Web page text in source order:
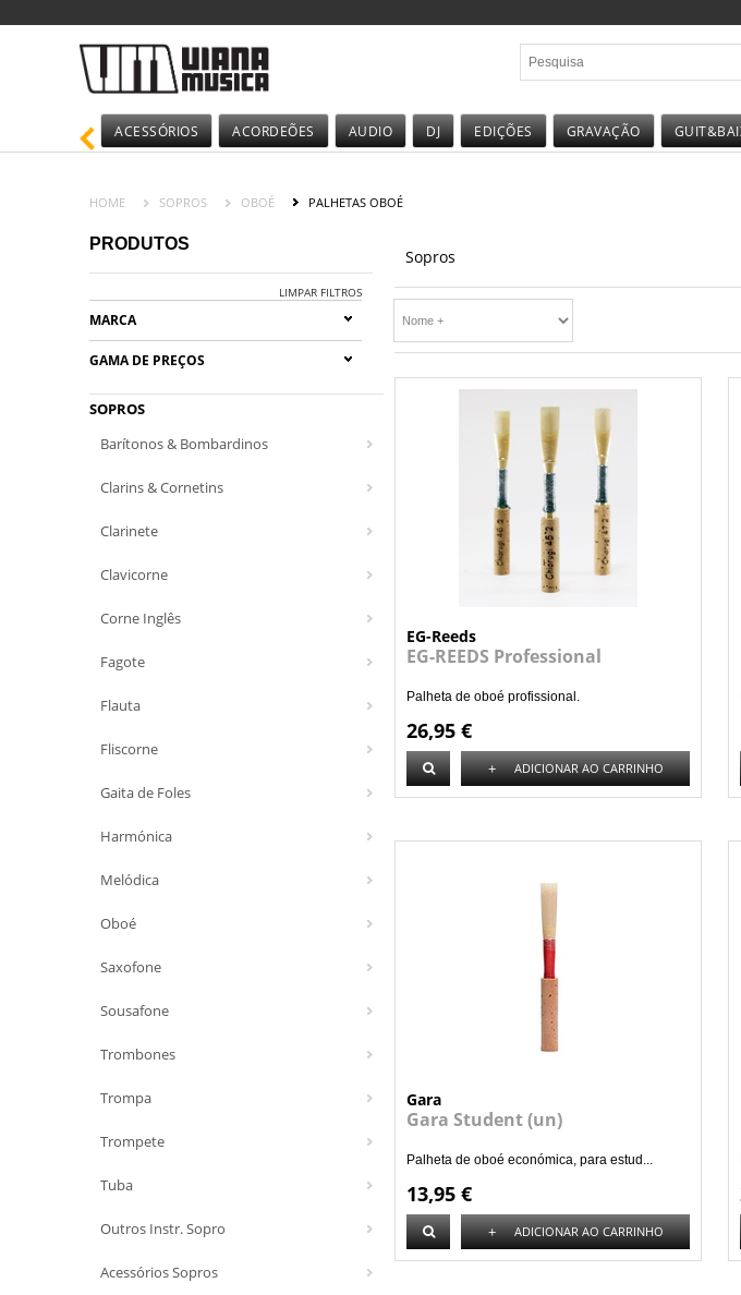
ACESSÓRIOS ACORDEÕES AUDIO DJ EDIÇÕES GRAVAÇÃO
HOME SOPROS OBOÉ PALHETAS OBOÉ
PRODUTOS
LIMPAR FILTROS
MARCA
GAMA DE PREÇOS
SOPROS
Barítonos & Bombardinos
Clarins & Cornetins
Clarinete
Clavicorne
Corne Inglês
Fagote
Flauta
Fliscorne
Gaita de Foles
Harmónica
Melódica
Oboé
Saxofone
Sousafone
Trombones
Trompa
Trompete
Tuba
Outros Instr. Sopro
Acessórios Sopros
Sopros
EG-Reeds
EG-REEDS Professional
Palheta de oboé profissional.
26,95 €
+ ADICIONAR AO CARRINHO
Gara
Gara Student (un)
Palheta de oboé económica, para estud...
13,95 €
+ ADICIONAR AO CARRINHO